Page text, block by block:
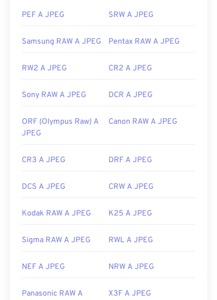
Sviluppato da:
Organizzazione internazionale per
Versione iniziale:2001
Sviluppato da:
Joint Photographic Experts Group
Link utili:
PEF A JPEG SRW A JPEG
Samsung RAW A JPEG Pentax RAW A JPEG
RW2 A JPEG CR2 A JPEG
Sony RAW A JPEG DCR A JPEG
ORF (Olympus Raw) A
JPEG
Canon RAW A JPEG
CR3 A JPEG DRF A JPEG
DCS A JPEG CRW A JPEG
Kodak RAW A JPEG K25 A JPEG
Sigma RAW A JPEG RWL A JPEG
NEF A JPEG NRW A JPEG
Panasonic RAW A
X3F A JPEG